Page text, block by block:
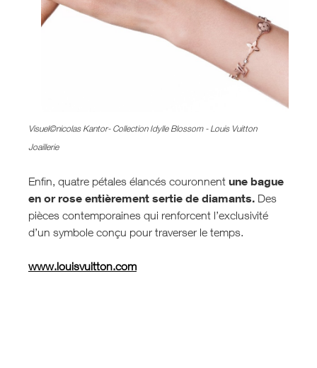
Visuel©nicolas Kantor- Collection Idylle Blossom - Louis Vuitton
Joaillerie
Enfin, quatre pétales élancés couronnent une bague
en or rose entièrement sertie de diamants. Des
pièces contemporaines qui renforcent l’exclusivité
d’un symbole conçu pour traverser le temps.
www.louisvuitton.com